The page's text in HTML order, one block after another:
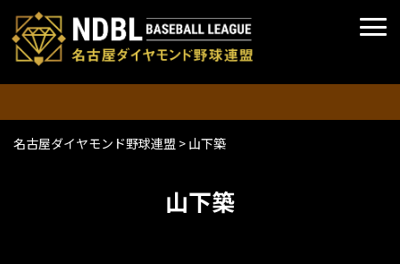
名古屋ダイヤモンド野球連盟 > 山下築
山下築